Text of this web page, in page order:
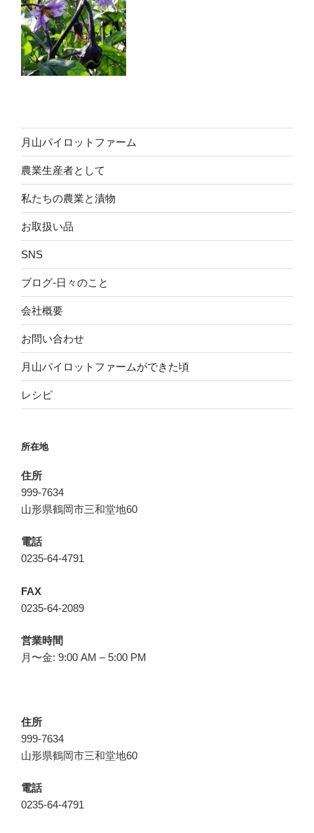
月山パイロットファーム
農業生産者として
私たちの農業と漬物
お取扱い品
SNS
ブログ-日々のこと
会社概要
お問い合わせ
月山パイロットファームができた頃
レシピ
所在地
住所
999-7634
山形県鶴岡市三和堂地60
電話
0235-64-4791
FAX
0235-64-2089
営業時間
月〜金: 9:00 AM – 5:00 PM
住所
999-7634
山形県鶴岡市三和堂地60
電話
0235-64-4791